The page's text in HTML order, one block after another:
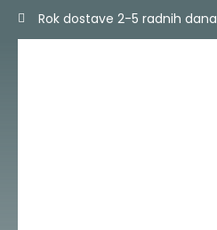
Skip
Rok dostave 2-5 radnih dana